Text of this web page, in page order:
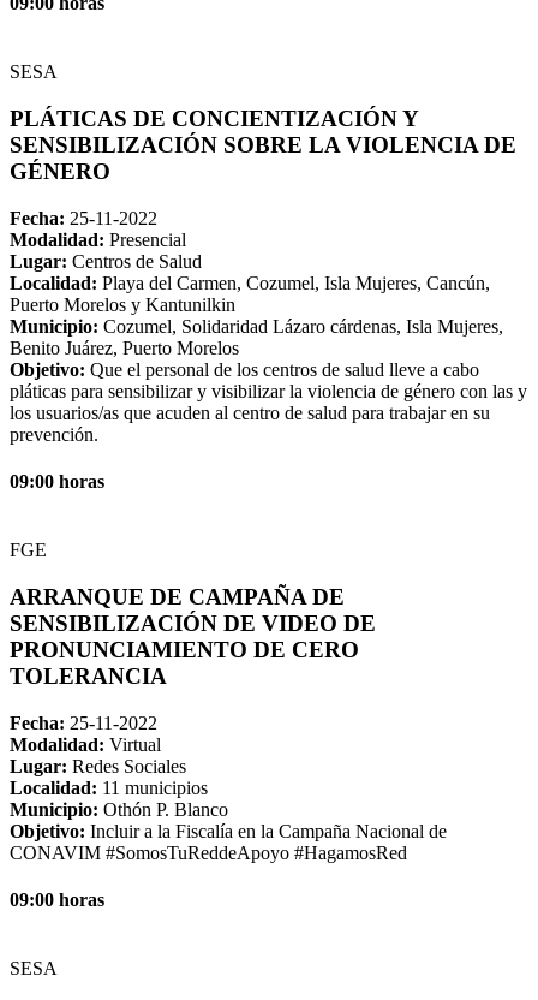
SESA
PLÁTICAS DE CONCIENTIZACIÓN Y
SENSIBILIZACIÓN SOBRE LA VIOLENCIA DE
GÉNERO
Fecha: 25-11-2022
Modalidad: Presencial
Lugar: Centros de Salud
Localidad: Playa del Carmen, Cozumel, Isla Mujeres, Cancún,
Puerto Morelos y Kantunilkin
Municipio: Cozumel, Solidaridad Lázaro cárdenas, Isla Mujeres,
Benito Juárez, Puerto Morelos
Objetivo: Que el personal de los centros de salud lleve a cabo
pláticas para sensibilizar y visibilizar la violencia de género con las y
los usuarios/as que acuden al centro de salud para trabajar en su
prevención.
09:00 horas
FGE
ARRANQUE DE CAMPAÑA DE
SENSIBILIZACIÓN DE VIDEO DE
PRONUNCIAMIENTO DE CERO
TOLERANCIA
Fecha: 25-11-2022
Modalidad: Virtual
Lugar: Redes Sociales
Localidad: 11 municipios
Municipio: Othón P. Blanco
Objetivo: Incluir a la Fiscalía en la Campaña Nacional de
CONAVIM #SomosTuReddeApoyo #HagamosRed
09:00 horas
SESA